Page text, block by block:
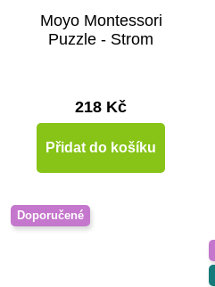
Moyo Montessori
Puzzle - Strom
218 Kč
Přidat do košíku
Doporučené